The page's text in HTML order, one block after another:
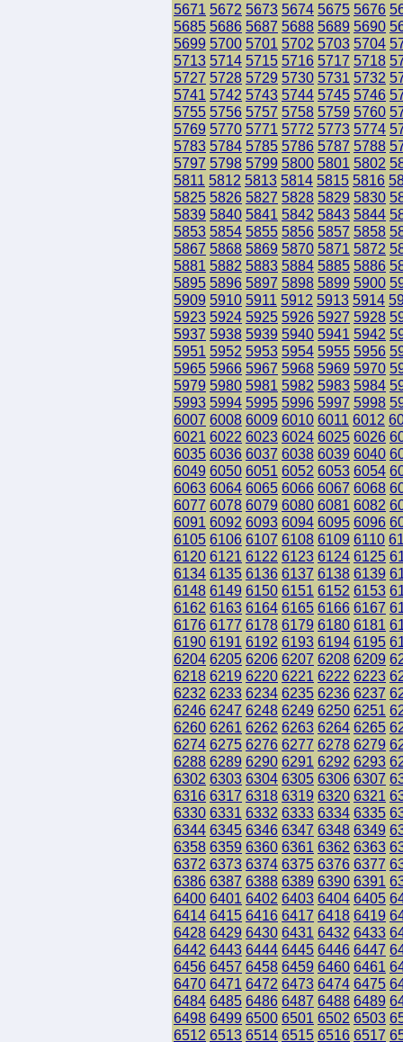
5671 5672 5673 5674 5675 5676
5685 5686 5687 5688 5689 5690
5699 5700 5701 5702 5703 5704
5713 5714 5715 5716 5717 5718
5727 5728 5729 5730 5731 5732
5741 5742 5743 5744 5745 5746
5755 5756 5757 5758 5759 5760
5769 5770 5771 5772 5773 5774
5783 5784 5785 5786 5787 5788
5797 5798 5799 5800 5801 5802
5811 5812 5813 5814 5815 5816
5825 5826 5827 5828 5829 5830
5839 5840 5841 5842 5843 5844
5853 5854 5855 5856 5857 5858
5867 5868 5869 5870 5871 5872
5881 5882 5883 5884 5885 5886
5895 5896 5897 5898 5899 5900
5909 5910 5911 5912 5913 5914
5923 5924 5925 5926 5927 5928
5937 5938 5939 5940 5941 5942
5951 5952 5953 5954 5955 5956
5965 5966 5967 5968 5969 5970
5979 5980 5981 5982 5983 5984
5993 5994 5995 5996 5997 5998
6007 6008 6009 6010 6011 6012
6021 6022 6023 6024 6025 6026
6035 6036 6037 6038 6039 6040
6049 6050 6051 6052 6053 6054
6063 6064 6065 6066 6067 6068
6077 6078 6079 6080 6081 6082
6091 6092 6093 6094 6095 6096
6105 6106 6107 6108 6109 6110
6120 6121 6122 6123 6124 6125
6134 6135 6136 6137 6138 6139
6148 6149 6150 6151 6152 6153
6162 6163 6164 6165 6166 6167
6176 6177 6178 6179 6180 6181
6190 6191 6192 6193 6194 6195
6204 6205 6206 6207 6208 6209
6218 6219 6220 6221 6222 6223
6232 6233 6234 6235 6236 6237
6246 6247 6248 6249 6250 6251
6260 6261 6262 6263 6264 6265
6274 6275 6276 6277 6278 6279
6288 6289 6290 6291 6292 6293
6302 6303 6304 6305 6306 6307
6316 6317 6318 6319 6320 6321
6330 6331 6332 6333 6334 6335
6344 6345 6346 6347 6348 6349
6358 6359 6360 6361 6362 6363
6372 6373 6374 6375 6376 6377
6386 6387 6388 6389 6390 6391
6400 6401 6402 6403 6404 6405
6414 6415 6416 6417 6418 6419
6428 6429 6430 6431 6432 6433
6442 6443 6444 6445 6446 6447
6456 6457 6458 6459 6460 6461
6470 6471 6472 6473 6474 6475
6484 6485 6486 6487 6488 6489
6498 6499 6500 6501 6502 6503
6512 6513 6514 6515 6516 6517